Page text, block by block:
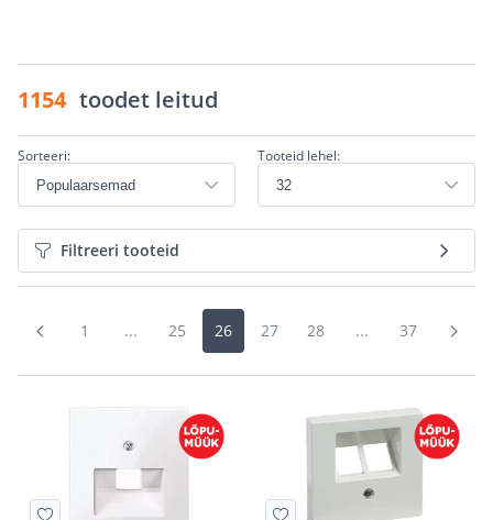
1154 toodet leitud
Sorteeri: Tooteid lehel:
Filtreeri tooteid
1 ... 25 26 27 28 ... 37